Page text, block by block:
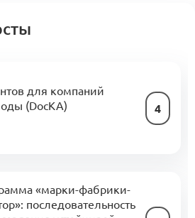
для компаний
(DocKA)
4
«марки-фабрики-
последовательность